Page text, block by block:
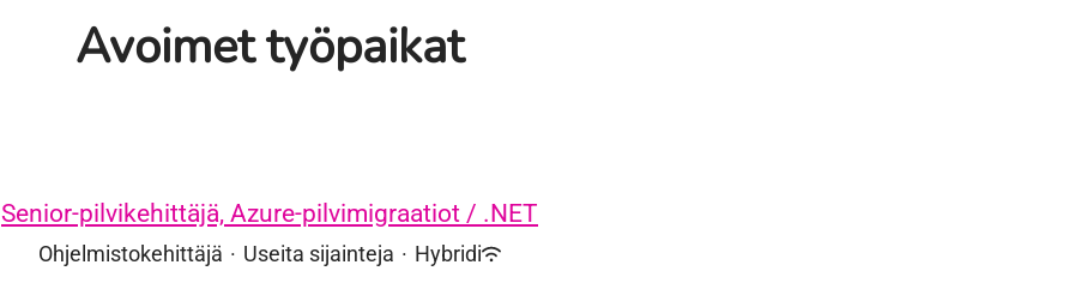
Avoimet työpaikat
Senior-pilvikehittäjä, Azure-pilvimigraatiot / .NET
Ohjelmistokehittäjä · Useita sijainteja · Hybridi